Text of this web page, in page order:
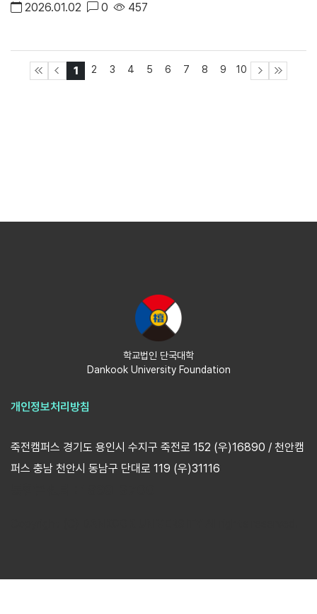
2026.01.02 0 457
1 2 3 4 5 6 7 8 9 10
개인정보처리방침
죽전캠퍼스 경기도 용인시 수지구 죽전로 152 (우)16890 / 천안캠
퍼스 충남 천안시 동남구 단대로 119 (우)31116
학교법인 단국대학
Dankook University Foundation